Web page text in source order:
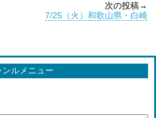
次の投稿→
7/25（火）和歌山県・白崎
ンルメニュー